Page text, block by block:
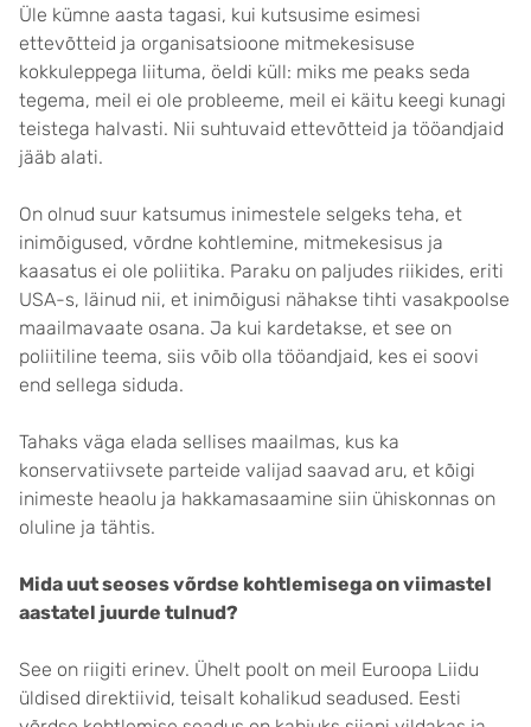
Üle kümne aasta tagasi, kui kutsusime esimesi
ettevõtteid ja organisatsioone mitmekesisuse
kokkuleppega liituma, öeldi küll: miks me peaks seda
tegema, meil ei ole probleeme, meil ei käitu keegi kunagi
teistega halvasti. Nii suhtuvaid ettevõtteid ja tööandjaid
jääb alati.
On olnud suur katsumus inimestele selgeks teha, et
inimõigused, võrdne kohtlemine, mitmekesisus ja
kaasatus ei ole poliitika. Paraku on paljudes riikides, eriti
USA-s, läinud nii, et inimõigusi nähakse tihti vasakpoolse
maailmavaate osana. Ja kui kardetakse, et see on
poliitiline teema, siis võib olla tööandjaid, kes ei soovi
end sellega siduda.
Tahaks väga elada sellises maailmas, kus ka
konservatiivsete parteide valijad saavad aru, et kõigi
inimeste heaolu ja hakkamasaamine siin ühiskonnas on
oluline ja tähtis.
Mida uut seoses võrdse kohtlemisega on viimastel
aastatel juurde tulnud?
See on riigiti erinev. Ühelt poolt on meil Euroopa Liidu
üldised direktiivid, teisalt kohalikud seadused. Eesti